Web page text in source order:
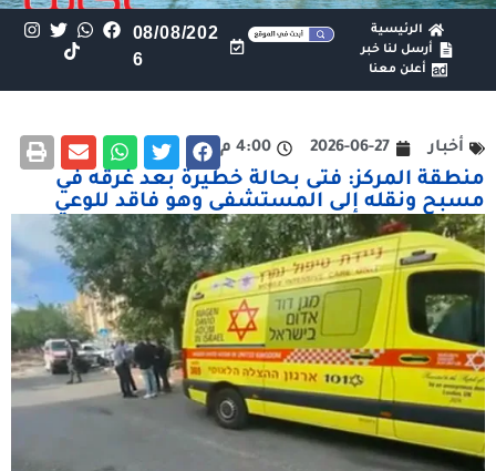
الرئيسية
أرسل لنا خبر
أعلن معنا
08/08/202
6
أخبار 2026-06-27 4:00 م
منطقة المركز: فتى بحالة خطيرة بعد غرقه في
مسبح ونقله إلى المستشفى وهو فاقد للوعي